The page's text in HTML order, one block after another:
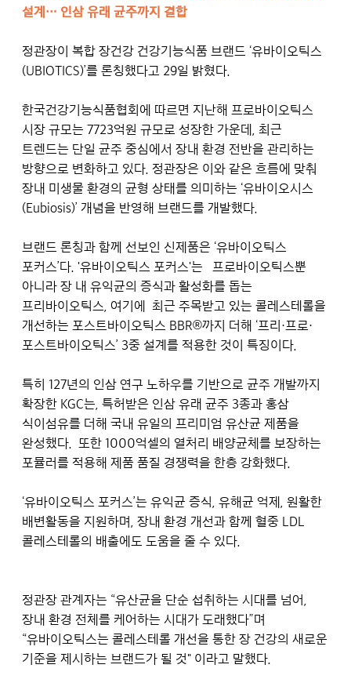
설계… 인삼 유래 균주까지 결합
정관장이 복합 장건강 건강기능식품 브랜드 ‘유바이오틱스
(UBIOTICS)’를 론칭했다고 29일 밝혔다.
한국건강기능식품협회에 따르면 지난해 프로바이오틱스
시장 규모는 7723억원 규모로 성장한 가운데, 최근
트렌드는 단일 균주 중심에서 장내 환경 전반을 관리하는
방향으로 변화하고 있다. 정관장은 이와 같은 흐름에 맞춰
장내 미생물 환경의 균형 상태를 의미하는 ‘유바이오시스
(Eubiosis)’ 개념을 반영해 브랜드를 개발했다.
브랜드 론칭과 함께 선보인 신제품은 ‘유바이오틱스
포커스’다. '유바이오틱스 포커스'는 프로바이오틱스뿐
아니라 장 내 유익균의 증식과 활성화를 돕는
프리바이오틱스, 여기에 최근 주목받고 있는 콜레스테롤을
개선하는 포스트바이오틱스 BBR®까지 더해 ‘프리·프로·
포스트바이오틱스’ 3중 설계를 적용한 것이 특징이다.
특히 127년의 인삼 연구 노하우를 기반으로 균주 개발까지
확장한 KGC는, 특허받은 인삼 유래 균주 3종과 홍삼
식이섬유를 더해 국내 유일의 프리미엄 유산균 제품을
완성했다. 또한 1000억셀의 열처리 배양균체를 보장하는
포뮬러를 적용해 제품 품질 경쟁력을 한층 강화했다.
‘유바이오틱스 포커스’는 유익균 증식, 유해균 억제, 원활한
배변활동을 지원하며, 장내 환경 개선과 함께 혈중 LDL
콜레스테롤의 배출에도 도움을 줄 수 있다.
정관장 관계자는 “유산균을 단순 섭취하는 시대를 넘어,
장내 환경 전체를 케어하는 시대가 도래했다”며
“유바이오틱스는 콜레스테롤 개선을 통한 장 건강의 새로운
기준을 제시하는 브랜드가 될 것" 이라고 말했다.